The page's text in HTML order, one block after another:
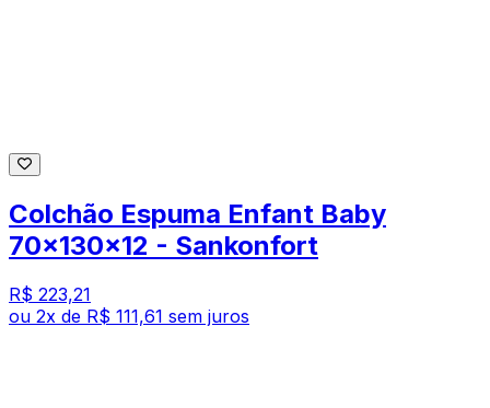
Colchão Espuma Enfant Baby
70x130x12 - Sankonfort
R$ 223,21
ou 2x de R$ 111,61 sem juros